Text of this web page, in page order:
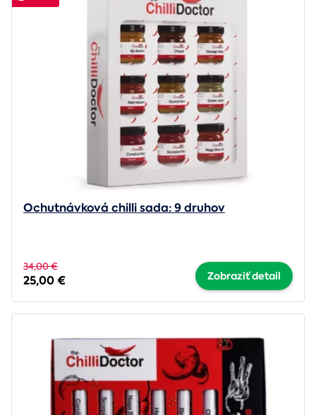
Ochutnávková chilli sada: 9 druhov
34,00 €
25,00 € Zobraziť detail